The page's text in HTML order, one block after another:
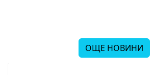
ОЩЕ НОВИНИ